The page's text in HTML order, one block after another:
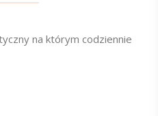
na którym codziennie